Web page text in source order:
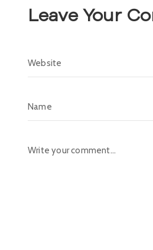
Leave Your